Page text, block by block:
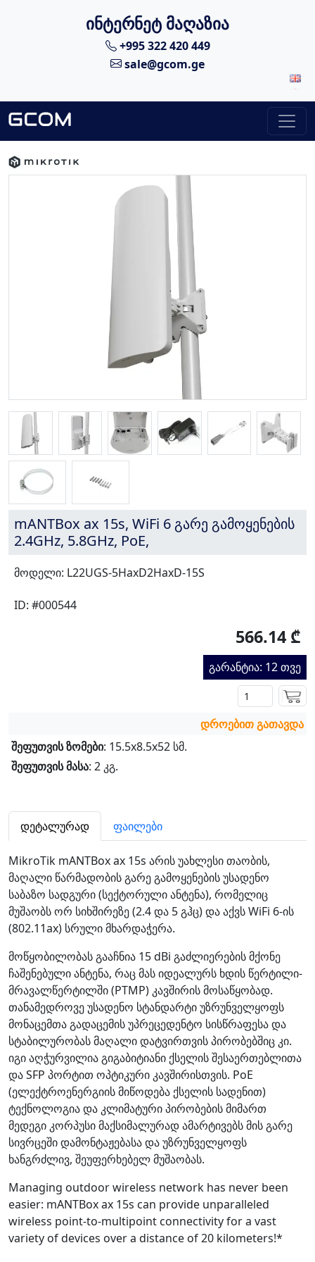
ინტერნეტ მაღაზია
+995 322 420 449
sale@gcom.ge
mANTBox ax 15s, WiFi 6 გარე გამოყენების
2.4GHz, 5.8GHz, PoE,
მოდელი: L22UGS-5HaxD2HaxD-15S
ID: #000544
566.14 ₾
გარანტია: 12 თვე
დროებით გათავდა
შეფუთვის ზომები: 15.5x8.5x52 სმ.
შეფუთვის მასა: 2 კგ.
დეტალურად ფაილები
MikroTik mANTBox ax 15s არის უახლესი თაობის,
მაღალი წარმადობის გარე გამოყენების უსადენო
საბაზო სადგური (სექტორული ანტენა), რომელიც
მუშაობს ორ სიხშირეზე (2.4 და 5 გჰც) და აქვს WiFi 6-ის
(802.11ax) სრული მხარდაჭერა.
მოწყობილობას გააჩნია 15 dBi გაძლიერების მქონე
ჩაშენებული ანტენა, რაც მას იდეალურს ხდის წერტილი-
მრავალწერტილში (PTMP) კავშირის მოსაწყობად.
თანამედროვე უსადენო სტანდარტი უზრუნველყოფს
მონაცემთა გადაცემის უპრეცედენტო სისწრაფესა და
სტაბილურობას მაღალი დატვირთვის პირობებშიც კი.
იგი აღჭურვილია გიგაბიტიანი ქსელის შესაერთებლითა
და SFP პორტით ოპტიკური კავშირისთვის. PoE
(ელექტროენერგიის მიწოდება ქსელის სადენით)
ტექნოლოგია და კლიმატური პირობების მიმართ
მედეგი კორპუსი მაქსიმალურად ამარტივებს მის გარე
სივრცეში დამონტაჟებასა და უზრუნველყოფს
ხანგრძლივ, შეუფერხებელ მუშაობას.
Managing outdoor wireless network has never been
easier: mANTBox ax 15s can provide unparalleled
wireless point-to-multipoint connectivity for a vast
variety of devices over a distance of 20 kilometers!*